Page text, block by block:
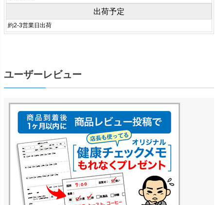
出荷予定
約2-3営業日出荷
ユーザーレビュー